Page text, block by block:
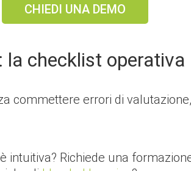
CHIEDI UNA DEMO
checklist operativa
commettere errori di
intuitiva? Richiede una